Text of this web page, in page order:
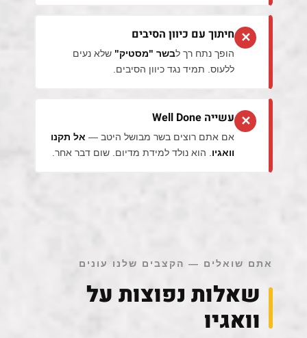
✕ חיתוך עם כיוון הסיבים
הופך נתח רך לבשר "מסטיק" שלא נעים
ללעוס. תמיד נגד כיוון הסיבים.
✕ עשייה Well Done
אם אתם רוצים בשר מבושל היטב — אל תקנו
וואגיו . הוא נולד למידת מדיום. שום דבר אחר.
אתם שואלים — הקצבים שלנו עונים
שאלות נפוצות על
וואגיו